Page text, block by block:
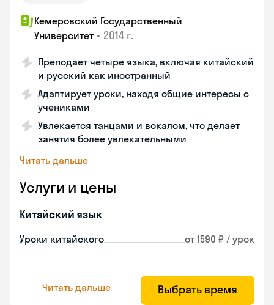
Кемеровский Государственный
Университет • 2014 г.
Преподает четыре языка, включая китайский
и русский как иностранный
Адаптирует уроки, находя общие интересы с
учениками
Увлекается танцами и вокалом, что делает
занятия более увлекательными
Читать дальше
Услуги и цены
Китайский язык
Уроки китайского от 1590 ₽ / урок
Читать дальше Выбрать время